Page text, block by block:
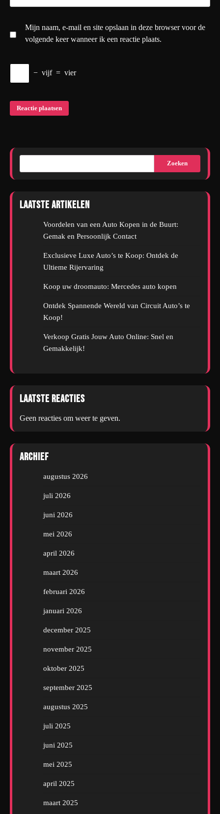
Mijn naam, e-mail en site opslaan in deze browser voor de
volgende keer wanneer ik een reactie plaats.
− vijf = vier
Zoeken
Laatste artikelen
Voordelen van een Auto Kopen in de Buurt:
Gemak en Persoonlijk Contact
Exclusieve Luxe Auto’s te Koop: Ontdek de
Ultieme Rijervaring
Koop uw droomauto: Mercedes auto kopen
Ontdek Spannende Wereld van Circuit Auto’s te
Koop!
Verkoop Gratis Jouw Auto Online: Snel en
Gemakkelijk!
Laatste reacties
Geen reacties om weer te geven.
Archief
augustus 2026
juli 2026
juni 2026
mei 2026
april 2026
maart 2026
februari 2026
januari 2026
december 2025
november 2025
oktober 2025
september 2025
augustus 2025
juli 2025
juni 2025
mei 2025
april 2025
maart 2025